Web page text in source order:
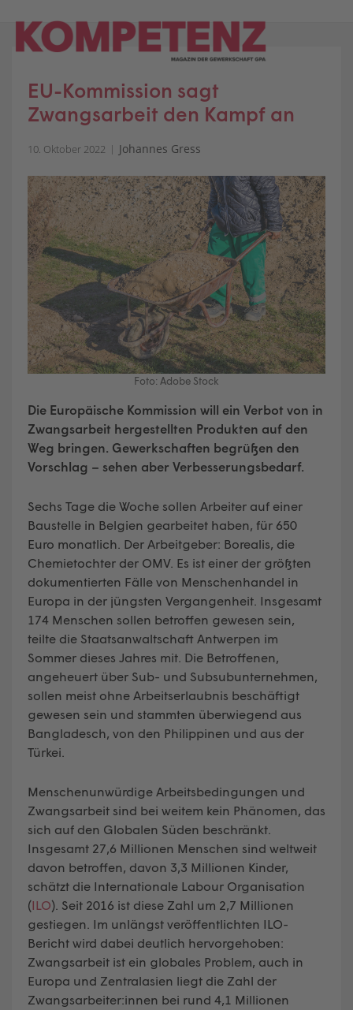
content
EU-Kommission sagt
Zwangsarbeit den Kampf an
10. Oktober 2022 Johannes Gress
Foto: Adobe Stock
Die Europäische Kommission will ein Verbot von in
Zwangsarbeit hergestellten Produkten auf den
Weg bringen. Gewerkschaften begrüßen den
Vorschlag – sehen aber Verbesserungsbedarf.
Sechs Tage die Woche sollen Arbeiter auf einer
Baustelle in Belgien gearbeitet haben, für 650
Euro monatlich. Der Arbeitgeber: Borealis, die
Chemietochter der OMV. Es ist einer der größten
dokumentierten Fälle von Menschenhandel in
Europa in der jüngsten Vergangenheit. Insgesamt
174 Menschen sollen betroffen gewesen sein,
teilte die Staatsanwaltschaft Antwerpen im
Sommer dieses Jahres mit. Die Betroffenen,
angeheuert über Sub- und Subsubunternehmen,
sollen meist ohne Arbeitserlaubnis beschäftigt
gewesen sein und stammten überwiegend aus
Bangladesch, von den Philippinen und aus der
Türkei.
Menschenunwürdige Arbeitsbedingungen und
Zwangsarbeit sind bei weitem kein Phänomen, das
sich auf den Globalen Süden beschränkt.
Insgesamt 27,6 Millionen Menschen sind weltweit
davon betroffen, davon 3,3 Millionen Kinder,
schätzt die Internationale Labour Organisation
(ILO). Seit 2016 ist diese Zahl um 2,7 Millionen
gestiegen. Im unlängst veröffentlichten ILO-
Bericht wird dabei deutlich hervorgehoben:
Zwangsarbeit ist ein globales Problem, auch in
Europa und Zentralasien liegt die Zahl der
Zwangsarbeiter:innen bei rund 4,1 Millionen